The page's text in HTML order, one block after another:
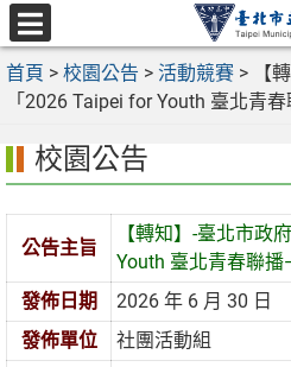
跳
至
主
區
選
單
首頁 > 校園公告 > 活動競賽 >
【
「2026 Taipei for Youth 臺北青
校園公告
公告主旨
【轉知】-臺北市政
Youth 臺北青春聯播
發佈日期
2026 年 6 月 30 日
發佈單位
社團活動組